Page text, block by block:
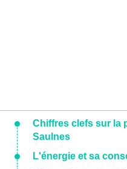
Chiffres clefs sur la
Saulnes
L'énergie et sa